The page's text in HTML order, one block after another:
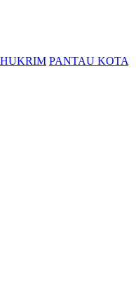
HUKRIM PANTAU KOTA